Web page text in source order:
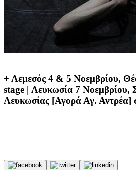
+ Λεμεσός 4 & 5 Νοεμβρίου,
stage | Λευκωσία 7 Νοεμβρίου,
Λευκωσίας [Αγορά Αγ. Αντρέα]